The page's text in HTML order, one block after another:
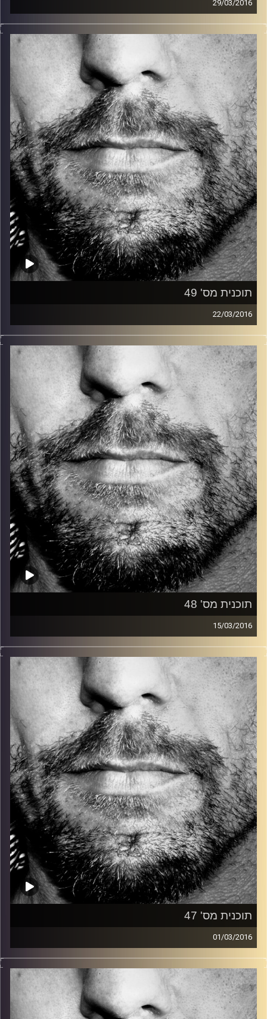
29/03/2016
זיפים, מוזיקה מחוספסת של הופעות חיות. הרבה ג'אם, רוק,
בלוז, bluegrass, ג'אז, Fאנק, פרוגרסיב ואפילו אלקטרוניקה.
כל מה שחי, אמיתי ונושם.
עם שמוליק רגב.
קרדיט תמונות: David Goehring
תוכנית מס' 49
22/03/2016
זיפים, מוזיקה מחוספסת של הופעות חיות. הרבה ג'אם, רוק,
בלוז, bluegrass, ג'אז, Fאנק, פרוגרסיב ואפילו אלקטרוניקה.
כל מה שחי, אמיתי ונושם.
עם שמוליק רגב.
קרדיט תמונות: David Goehring
תוכנית מס' 48
15/03/2016
זיפים, מוזיקה מחוספסת של הופעות חיות. הרבה ג'אם, רוק,
בלוז, bluegrass, ג'אז, Fאנק, פרוגרסיב ואפילו אלקטרוניקה.
כל מה שחי, אמיתי ונושם.
עם שמוליק רגב.
קרדיט תמונות: David Goehring
תוכנית מס' 47
01/03/2016
זיפים, מוזיקה מחוספסת של הופעות חיות. הרבה ג'אם, רוק,
בלוז, bluegrass, ג'אז, Fאנק, פרוגרסיב ואפילו אלקטרוניקה.
כל מה שחי, אמיתי ונושם.
עם שמוליק רגב.